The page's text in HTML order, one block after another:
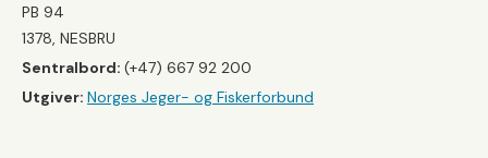
PB 94
1378, NESBRU
Sentralbord: (+47) 667 92 200
Utgiver: Norges Jeger- og Fiskerforbund